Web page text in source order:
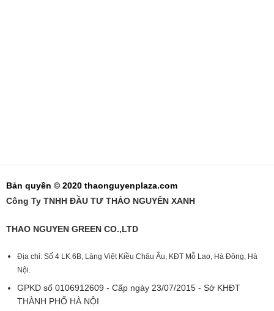
Bản quyền © 2020 thaonguyenplaza.com
Công Ty TNHH ĐẦU TƯ THẢO NGUYÊN XANH
THAO NGUYEN GREEN CO.,LTD
Địa chỉ: Số 4 LK 6B, Làng Việt Kiều Châu Âu, KĐT Mỗ Lao, Hà Đông, Hà
Nội.
GPKD số 0106912609 - Cấp ngày 23/07/2015 - Sở KHĐT
THÀNH PHỐ HÀ NỘI